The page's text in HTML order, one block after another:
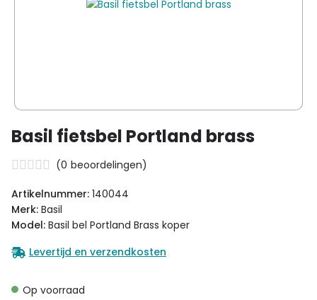
Basil fietsbel Portland brass
(0 beoordelingen)
Artikelnummer: 140044
Merk: Basil
Model: Basil bel Portland Brass koper
Levertijd en verzendkosten
Op voorraad